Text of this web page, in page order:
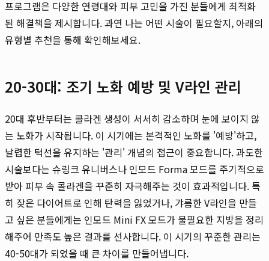
프로그램은 다양한 연령대와 피부 고민을 가진 분들에게 최적화
된 해결책을 제시합니다. 과연 나는 어떤 시술이 필요할지, 아래의
유형별 추천을 통해 확인해보세요.
20-30대: 조기 노화 예방 및 V라인 관리
20대 후반부터는 콜라겐 생성이 서서히 감소하며 눈에 보이지 않
는 노화가 시작됩니다. 이 시기에는 본격적인 노화를 '예방'하고,
날렵한 턱선을 유지하는 '관리' 개념의 접근이 중요합니다. 과도한
시술보다는 슈링크 유니버스나 인모드 Forma 모드를 주기적으로
받아 피부 속 콜라겐을 꾸준히 자극해주는 것이 효과적입니다. 특
히 잦은 다이어트로 인해 탄력을 잃었거나, 갸름한 V라인을 만들
고 싶은 분들에게는 인모드 Mini FX 모드가 불필요한 지방을 정리
해주어 만족도 높은 결과를 선사합니다. 이 시기의 꾸준한 관리는
40-50대가 되었을 때 큰 차이를 만들어냅니다.